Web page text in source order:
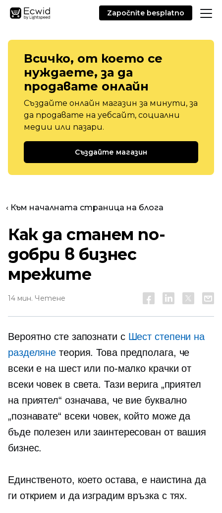
Započnite besplatno
Всичко, от което се
нуждаете, за да
продавате онлайн
Създайте онлайн магазин за минути, за
да продавате на уебсайт, социални
медии или пазари.
Създайте магазин
‹ Към началната страница на блога
Как да станем по-
добри в бизнес
мрежите
14 мин. Четене
Вероятно сте запознати с Шест степени на
разделяне теория. Това предполага, че
всеки е на шест или по-малко крачки от
всеки човек в света. Тази верига „приятел
на приятел“ означава, че вие ​​буквално
„познавате“ всеки човек, който може да
бъде полезен или заинтересован от вашия
бизнес.
Единственото, което остава, е наистина да
ги открием и да изградим връзка с тях.